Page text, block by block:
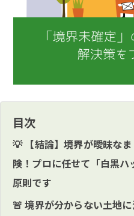
目次
💡 【結論】境界が曖昧な
険！プロに任せて「白黒
原則です
🚨 境界が分からない土地